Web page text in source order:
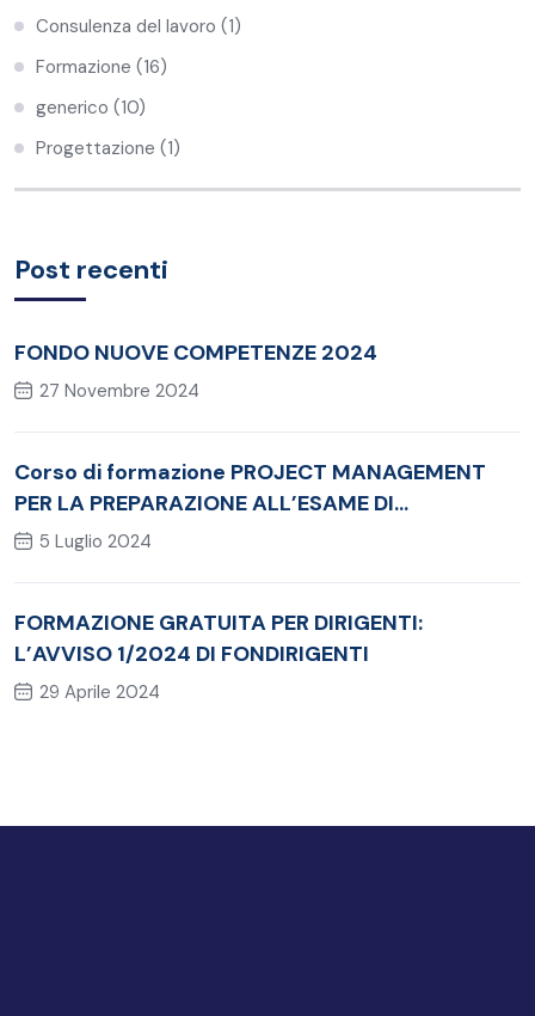
Consulenza del lavoro (1)
Formazione (16)
generico (10)
Progettazione (1)
Post recenti
FONDO NUOVE COMPETENZE 2024
27 Novembre 2024
Corso di formazione PROJECT MANAGEMENT
PER LA PREPARAZIONE ALL’ESAME DI
CERTIFICAZIONE PMI®‐CAPM
5 Luglio 2024
FORMAZIONE GRATUITA PER DIRIGENTI:
L’AVVISO 1/2024 DI FONDIRIGENTI
29 Aprile 2024